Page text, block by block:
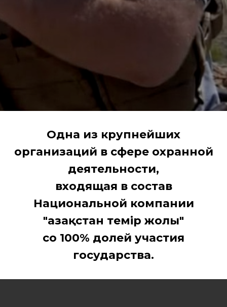
Одна из крупнейших
организаций в сфере охранной
деятельности,
входящая в состав
Национальной компании
"Қазақстан темір жолы"
со 100% долей участия
государства.